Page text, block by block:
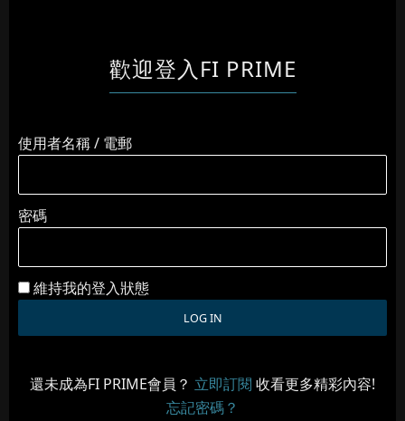
歡迎登入FI PRIME
使用者名稱 / 電郵
密碼
維持我的登入狀態
還未成為FI PRIME會員？ 立即訂閱 收看更多精彩內容!
忘記密碼？